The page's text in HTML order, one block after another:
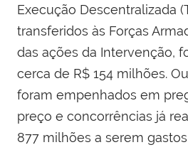
Execução Descentralizada
transferidos às Forças
das ações da Intervenção,
cerca de R$ 154 milhões.
foram empenhados em
preço e concorrências já
877 milhões a serem